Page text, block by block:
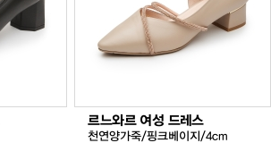
르느와르 여성 드레스
천연양가죽/핑크베이지/4cm